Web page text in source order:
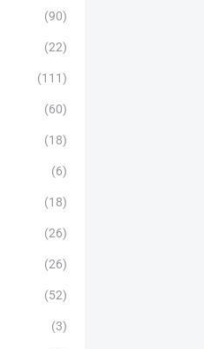
(90)
(22)
(111)
(60)
(18)
(6)
(18)
(26)
(26)
(52)
(3)